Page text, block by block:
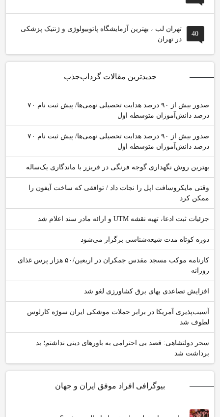
40
تهران لب ، بهترین آزمایشگاه پاتوبیولوژی و ژنتیک پزشکی
در تهران
جدیدترین مقالات گرداب‌جذب
صدور بیش از ۹۰ درصد هدایت تحصیلی نهمی‌ها/ پیش ثبت نام ۷۰
درصد دانش‌آموزان متوسطه اول
صدور بیش از ۹۰ درصد هدایت تحصیلی نهمی‌ها/ پیش ثبت نام ۷۰
درصد دانش‌آموزان متوسطه اول
بهترین روش نگهداری گوجه فرنگی در فریزر با ماندگاری یک‌ساله
وقتی مایکروسافت اپل را نجات داد / توافقی که ساخت آیفون را
ممکن کرد
جزئیات ثبت ادعا، تهیه نقشه UTM و ارائه مادر سند اعلام شد
دوره کوتاه مدت شیعه‌شناسی برگزار می‌شود
کارنامه موکب مسجد مقدس جمکران در اربعین/۵۰ هزار پرس غذای
روزانه
افزایش تصاعدی بهای برق کشاورزی لغو شد
آسیب‌پذیری آمریکا در برابر حملات موشکی ایران سوژه کارلوس
لطوف شد
سحر دولتشاهی: قصد بی احترامی به باورهای دینی نداشتم؛ بد
برداشت شد
بیوگرافی افراد موفق ایران و جهان